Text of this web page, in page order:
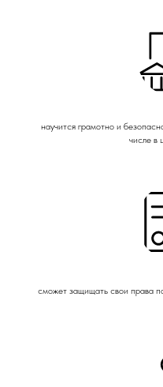
научится грамотно и
числе в
сможет защищать свои права